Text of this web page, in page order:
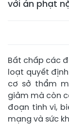
với án phạt
Bất chấp các
loạt quyết
cơ sở thẩm
giảm mà còn
đoạn tinh vi,
mạng và sức